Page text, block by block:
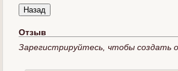
Отзыв
Зарегистрируйтесь, чтобы создать